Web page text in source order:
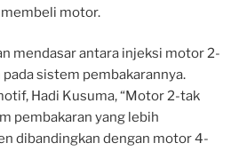
motor.
mendasar antara injeksi motor 2-
sistem pembakarannya.
Hadi Kusuma, “Motor 2-tak
pembakaran yang lebih
dibandingkan dengan motor 4-